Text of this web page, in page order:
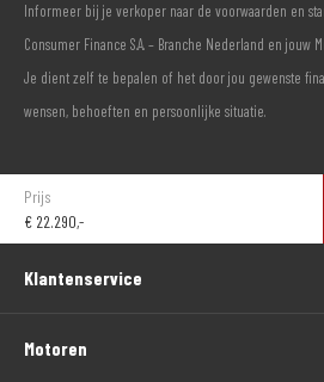
Informeer bij je verkoper naar de voorwaarden en
Consumer Finance S.A. – Branche Nederland en jouw
Je dient zelf te bepalen of het door jou gewenste
wensen, behoeften en persoonlijke situatie.
Prijs
€ 22.290,-
Klantenservice
Motoren